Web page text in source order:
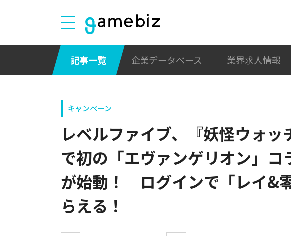
記事一覧 企業データベース 業界求人情報
キャンペーン
レベルファイブ、『妖怪ウォッ
で初の「エヴァンゲリオン」コ
が始動！ ログインで「レイ&
らえる！